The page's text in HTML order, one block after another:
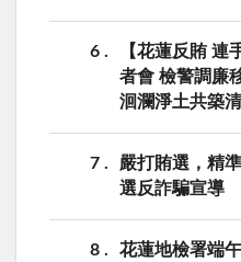
6
【花蓮反賄 連
者會 檢警調廉
洄瀾淨土共築
7
嚴打賄選，精
選反詐騙宣導
8
花蓮地檢署端